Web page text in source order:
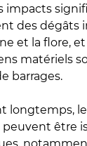
impacts
des
et la flore,
matériels
barrages.
longtemps,
être